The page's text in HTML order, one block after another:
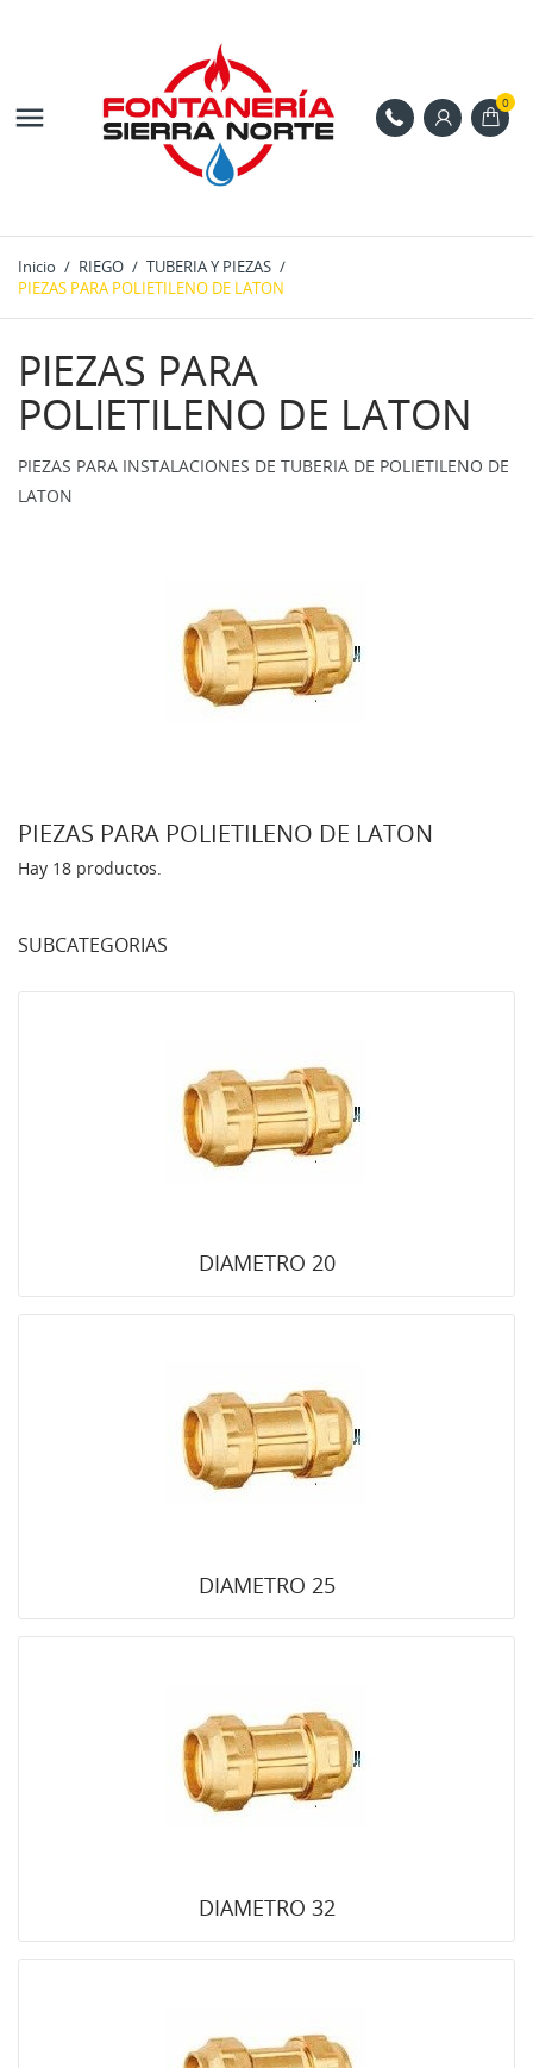
 0
Inicio RIEGO
TUBERIA Y PIEZAS
PIEZAS PARA POLIETILENO DE LATON
PIEZAS PARA
POLIETILENO DE LATON
PIEZAS PARA INSTALACIONES DE TUBERIA DE POLIETILENO DE
LATON
PIEZAS PARA POLIETILENO DE LATON
Hay 18 productos.
SUBCATEGORIAS
DIAMETRO 20
DIAMETRO 25
DIAMETRO 32